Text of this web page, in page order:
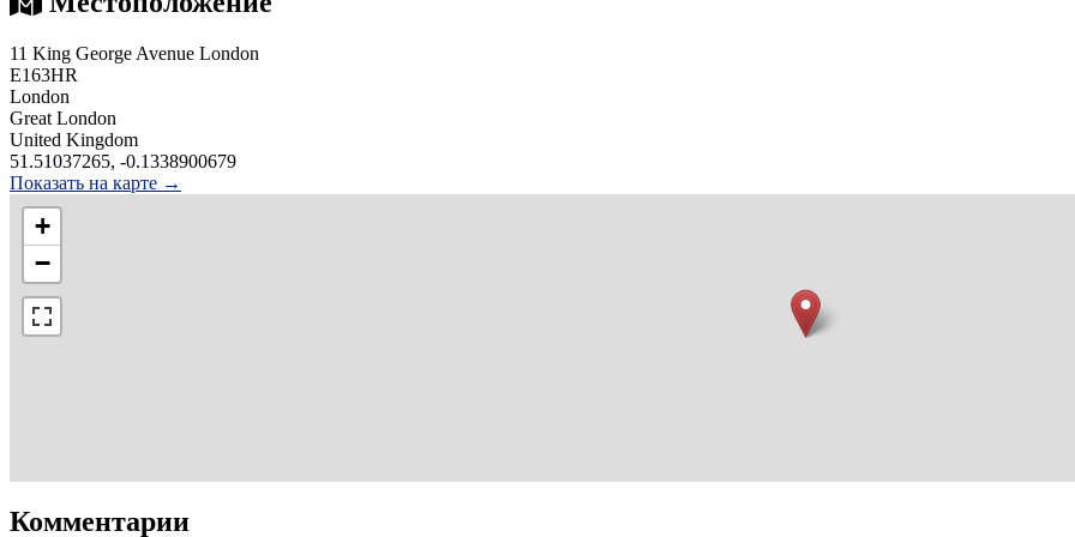
11 King George Avenue London
E163HR
London
Great London
United Kingdom
51.51037265, -0.1338900679
Показать на карте →
+
−
Комментарии